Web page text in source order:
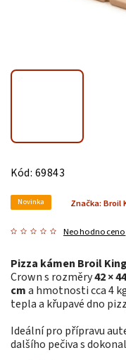
Kód: 69843
Novinka
Neohodnoceno
Značka: Broil
Pizza kámen Broil King
Crown s rozměry42 ×
cma hmotnosti cca 4
tepla a křupavé dno
Ideální pro přípravu
dalšího pečiva s